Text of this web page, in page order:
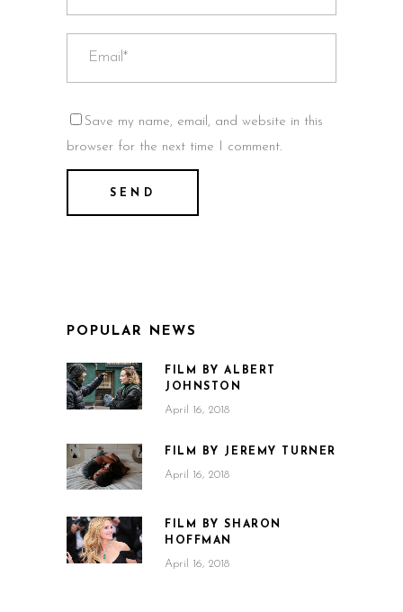
Save my name, email, and website in this
browser for the next time I comment.
POPULAR NEWS
FILM BY ALBERT
JOHNSTON
April 16, 2018
FILM BY JEREMY TURNER
April 16, 2018
FILM BY SHARON
HOFFMAN
April 16, 2018